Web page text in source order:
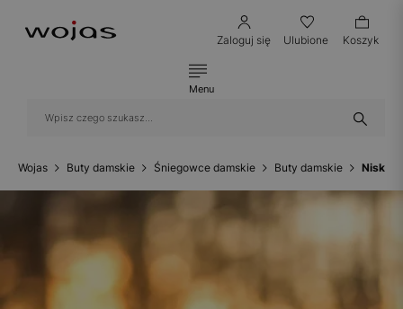
Zaloguj się Ulubione Koszyk
Menu
Wojas Buty damskie Śniegowce damskie Buty damskie Niskie